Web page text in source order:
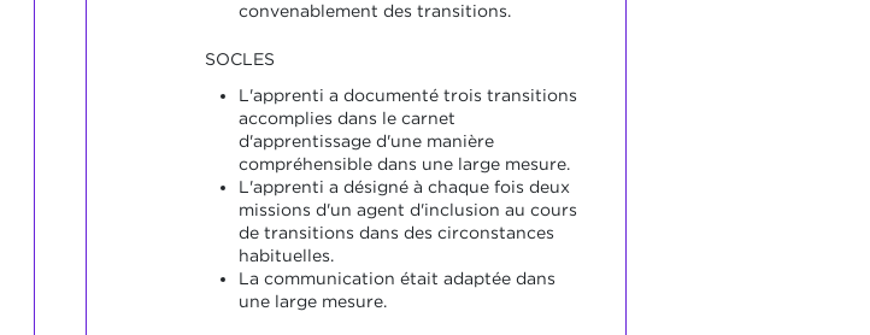
convenablement des transitions.
SOCLES
L'apprenti a documenté trois transitions
accomplies dans le carnet
d'apprentissage d'une manière
compréhensible dans une large mesure.
L'apprenti a désigné à chaque fois deux
missions d'un agent d'inclusion au cours
de transitions dans des circonstances
habituelles.
La communication était adaptée dans
une large mesure.